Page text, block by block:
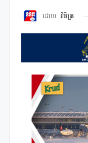
ដោយ វិចិត្រ